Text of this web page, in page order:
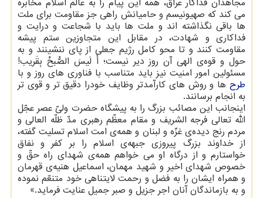
مجاهدان فداکار عراق، همه این پیام را به عالم اسلام مخابره
می کند که صهیونیسم و حامیانش راهی جز مقاومت برای ملت
ها باقی نگذاشته اند و ملت ها باید با شجاعت و درایت و
فداکاری و شهادت، در مقابل این متجاوزین ستم پیشه
مقاومت کنند و تا محو کامل رژیم جعلی از پای ننشینند و به
حول و قوه‌ی الهی آن روز دیر نیست؛ أَ لَیسَ الصُّبحُ بِقَریب!
مسئولین امور امنیت نیز باید متناسب با فناوری های روز و با
طرح ها و روش های کارآمدتر وظایف خودرا دقیق تر و قوی تر
به انجام برسانند.
اینجانب این مصائب بزرگ را به پیشگاه حضرت ولیّ عصر عجّل
اللّه تعالی فرجه الشریف و مقام معظّم رهبری مدّ ظلّه العالی و
مردم رنج دیده‌ی غزّه و لبنان و همه‌ی امت اسلام تسلیت گفته،
از خداوند بزرگ پیروزی جبهه‌ی اسلام را بر کفر و نفاق
خواستارم و از درگاه او می خواهم همه‌ی شهدای راه حقّ و
خصوص شهدای اخیر و شهید مهمان، اسماعیل هنیه‌ی قهرمان
و همراه ایشان را به فضل و رحمت لایتناهی خود متنعّم نموده
و به بازماندگان آنان اجر جزیل و صبر جمیل عنایت فرماید.»